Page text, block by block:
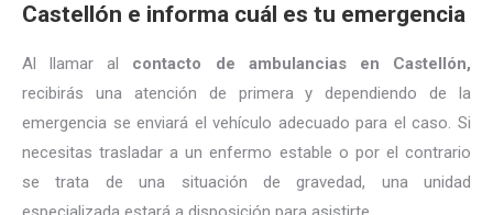
Castellón e informa cuál es tu emergencia
Al llamar al contacto de ambulancias en Castellón,
recibirás una atención de primera y dependiendo de la
emergencia se enviará el vehículo adecuado para el caso. Si
necesitas trasladar a un enfermo estable o por el contrario
se trata de una situación de gravedad, una unidad